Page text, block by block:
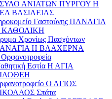
ΑΝΙΑΤΩΝ ΠΥΡΓΟΥ Η
ΒΑΣΙΛΕΙΑΣ
Γαστούνης ΠΑΝΑΓΙΑ
ΚΑΘΟΛΙΚΗ
Χρονίως Πασχόντων
Η ΒΛΑΧΕΡΝΑ
Εστία Η ΑΓΙΑ
Ο ΑΓΙΟΣ
Σπάτα